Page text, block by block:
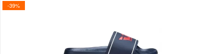
-39%